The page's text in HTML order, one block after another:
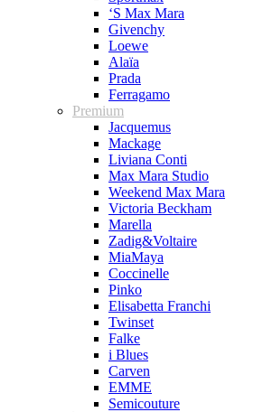
‘S Max Mara
Givenchy
Loewe
Alaïa
Prada
Ferragamo
Premium
Jacquemus
Mackage
Liviana Conti
Max Mara Studio
Weekend Max Mara
Victoria Beckham
Marella
Zadig&Voltaire
MiaMaya
Coccinelle
Pinko
Elisabetta Franchi
Twinset
Falke
i Blues
Carven
EMME
Semicouture